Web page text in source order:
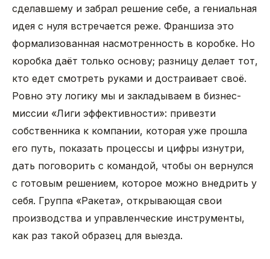
сделавшему и забрал решение себе, а гениальная
идея с нуля встречается реже. Франшиза это
формализованная насмотренность в коробке. Но
коробка даёт только основу; разницу делает тот,
кто едет смотреть руками и достраивает своё.
Ровно эту логику мы и закладываем в бизнес-
миссии «Лиги эффективности»: привезти
собственника к компании, которая уже прошла
его путь, показать процессы и цифры изнутри,
дать поговорить с командой, чтобы он вернулся
с готовым решением, которое можно внедрить у
себя. Группа «Ракета», открывающая свои
производства и управленческие инструменты,
как раз такой образец для выезда.